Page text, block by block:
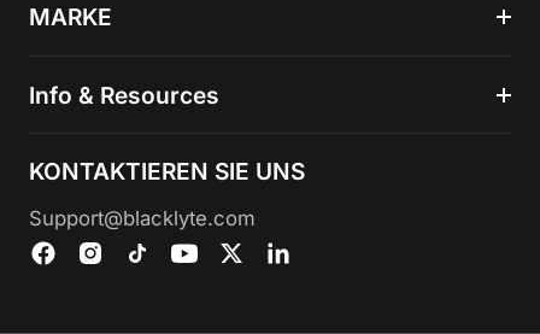
MARKE
Info & Resources
KONTAKTIEREN SIE UNS
Support@blacklyte.com